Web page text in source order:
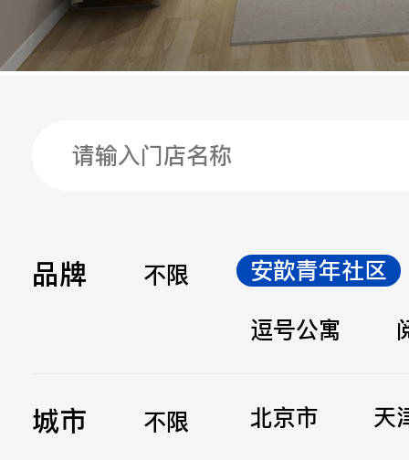
品牌 不限
安歆青年社区
逗号公寓
城市 不限 北京市
天
邮箱
留言
立即提交